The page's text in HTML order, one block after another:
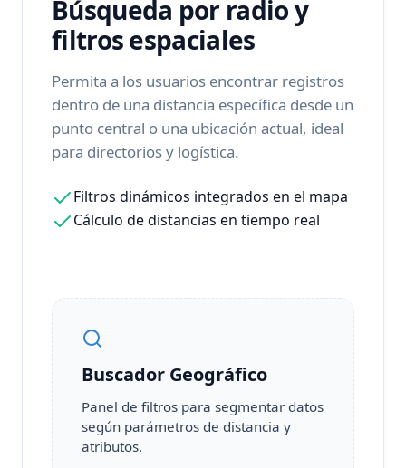
Búsqueda por radio y
filtros espaciales
Permita a los usuarios encontrar registros
dentro de una distancia específica desde un
punto central o una ubicación actual, ideal
para directorios y logística.
Filtros dinámicos integrados en el mapa
Cálculo de distancias en tiempo real
Buscador Geográfico
Panel de filtros para segmentar datos
según parámetros de distancia y
atributos.